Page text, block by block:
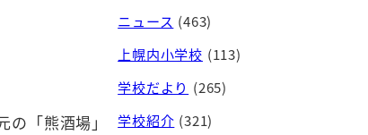
「熊酒場」
ニュース (463)
上幌内小学校 (113)
学校だより (265)
学校紹介 (321)